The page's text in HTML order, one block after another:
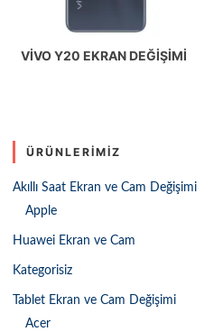
VIVO Y20 EKRAN DEĞIŞIMI
ÜRÜNLERIMIZ
Akıllı Saat Ekran ve Cam Değişimi
Apple
Huawei Ekran ve Cam
Kategorisiz
Tablet Ekran ve Cam Değişimi
Acer